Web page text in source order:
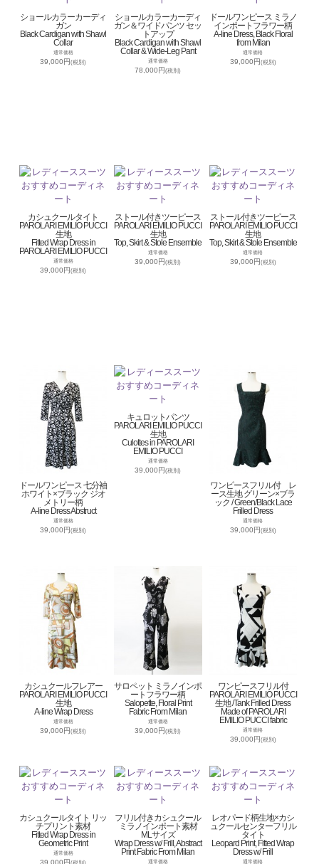
ショールカラーカーディ
ガン
Black Cardigan with Shawl
Collar
通常価格
39,000円(税別)
ショールカラーカーディ
ガン＆ワイドパンツ セッ
トアップ
Black Cardigan with Shawl
Collar & Wide-Leg Pant
通常価格
78,000円(税別)
ドールワンピース ミラノ
インポートフラワー柄
A-line Dress, Black Floral
from Milan
通常価格
39,000円(税別)
カシュクールタイト
PAROLARI EMILIO PUCCI
生地
Fitted Wrap Dress in
PAROLARI EMILIO PUCCI
通常価格
39,000円(税別)
ストール付きツーピース
PAROLARI EMILIO PUCCI
生地
Top, Skirt & Stole Ensemble
通常価格
39,000円(税別)
ストール付きツーピース
PAROLARI EMILIO PUCCI
生地
Top, Skirt & Stole Ensemble
通常価格
39,000円(税別)
ドールワンピース 七分袖
ホワイト×ブラック ジオ
メトリー柄
A-line Dress Abstruct
通常価格
39,000円(税別)
キュロットパンツ
PAROLARI EMILIO PUCCI
生地
Culottes in PAROLARI
EMILIO PUCCI
通常価格
39,000円(税別)
ワンピースフリル付 レ
ース生地 グリーン×ブラ
ック / Green/Black Lace
Frilled Dress
通常価格
39,000円 (税別)
カシュクールフレアー
PAROLARI EMILIO PUCCI
生地
A-line Wrap Dress
通常価格
39,000円(税別)
サロペット ミラノインポ
ートフラワー柄
Salopette, Floral Print
Fabric From Milan
通常価格
39,000円(税別)
ワンピースフリル付
PAROLARI EMILIO PUCCI
生地 /Tank Frilled Dress
Made of PAROLARI
EMILIO PUCCI fabric
通常価格
39,000円 (税別)
カシュクールタイト リッ
チプリント素材
Fitted Wrap Dress in
Geometric Print
通常価格
フリル付きカシュクール
ミラノインポート素材
MLサイズ
Wrap Dress w/ Frill, Abstract
Print Fabric From Milan
通常価格
レオパード柄生地×カシ
ュクールセンターフリル
タイト
Leopard Print, Fitted Wrap
Dress w/ Frill
通常価格